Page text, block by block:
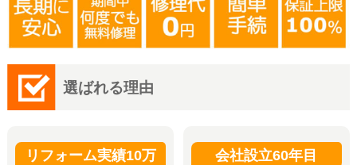
選ばれる理由
リフォーム実績10万
会社設立60年目